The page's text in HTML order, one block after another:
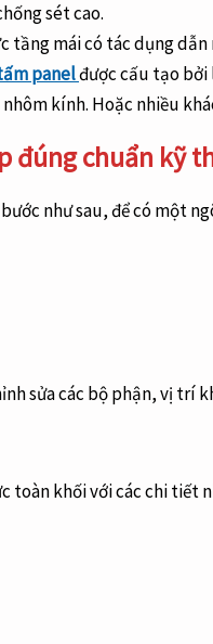
sét cao.
mái có tác dụng dẫn
panelđược cấu tạo bởi
kính. Hoặc nhiều
đúng chuẩn kỹ
như sau, để có một
sửa các bộ phận, vị trí
toàn khối với các chi